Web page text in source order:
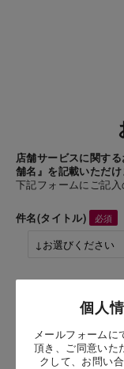
店舗サービスに関す
舗名』を記載いただけ
下記フォームにご記入
個人
メールフォーム
頂き、ご同意いた
クして、お問い
件名(タイトル)
Chateraise
お問い合わせ時氏名